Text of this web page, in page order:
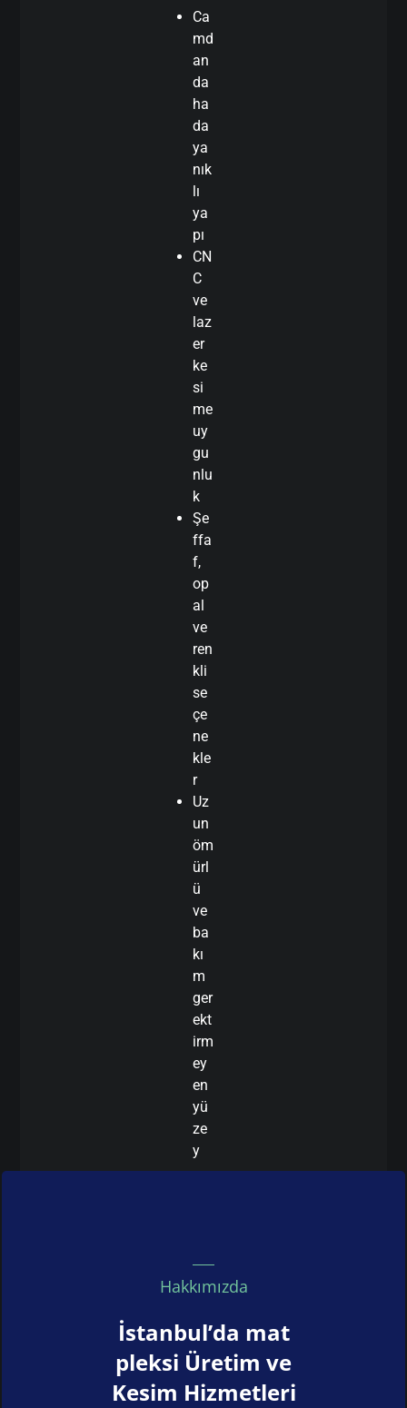
Ca
md
an
da
ha
da
ya
nık
lı
ya
pı
CN
C
ve
laz
er
ke
si
me
uy
gu
nlu
k
Şe
ffa
f,
op
al
ve
ren
kli
se
çe
ne
kle
r
Uz
un
öm
ürl
ü
ve
ba
kı
m
ger
ekt
irm
ey
en
yü
ze
y
Hakkımızda
İstanbul’da mat
pleksi Üretim ve
Kesim Hizmetleri